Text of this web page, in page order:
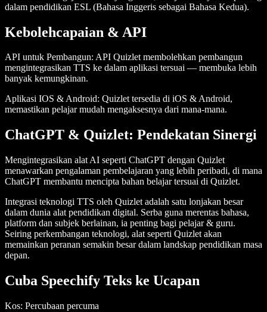
dalam pendidikan ESL (Bahasa Inggeris sebagai Bahasa Kedua).
Kebolehcapaian & API
API untuk Pembangun: API Quizlet membolehkan pembangun
mengintegrasikan TTS ke dalam aplikasi tersuai — membuka lebih
banyak kemungkinan.
Aplikasi IOS & Android: Quizlet tersedia di iOS & Android,
memastikan pelajar mudah mengaksesnya dari mana-mana.
ChatGPT & Quizlet: Pendekatan Sinergi
Mengintegrasikan alat AI seperti ChatGPT dengan Quizlet
menawarkan pengalaman pembelajaran yang lebih peribadi, di mana
ChatGPT membantu mencipta bahan belajar tersuai di Quizlet.
Integrasi teknologi TTS oleh Quizlet adalah satu lonjakan besar
dalam dunia alat pendidikan digital. Serba guna merentas bahasa,
platform dan subjek berlainan, ia penting bagi pelajar & guru.
Seiring perkembangan teknologi, alat seperti Quizlet akan
memainkan peranan semakin besar dalam landskap pendidikan masa
depan.
Cuba Speechify Teks ke Ucapan
Kos: Percubaan percuma